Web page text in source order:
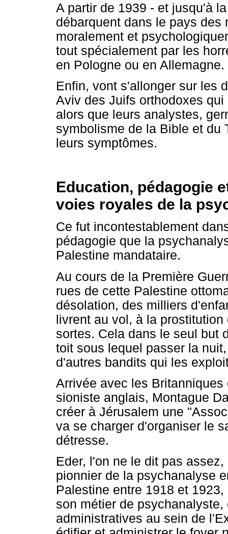
A partir de 1939 - et jusqu'à
débarquent dans le pays
moralement et
tout spécialement par les
en Pologne ou en Allemagne.
Enfin, vont s'allonger sur les
Aviv des Juifs orthodoxes
alors que leurs analystes,
symbolisme de la Bible et du
leurs symptômes.
Education, pédagogie
voies royales de la
Ce fut incontestablement
pédagogie que la
Palestine mandataire.
Au cours de la Première
rues de cette Palestine
désolation, des milliers
livrent au vol, à la
sortes. Cela dans le seul but
toit sous lequel passer la
d'autres bandits qui les
Arrivée avec les
sioniste anglais, Montague
créer à Jérusalem une
va se charger d'organiser le
détresse.
Eder, l'on ne le dit pas
pionnier de la psychanalyse
Palestine entre 1918 et
son métier de
administratives au sein de